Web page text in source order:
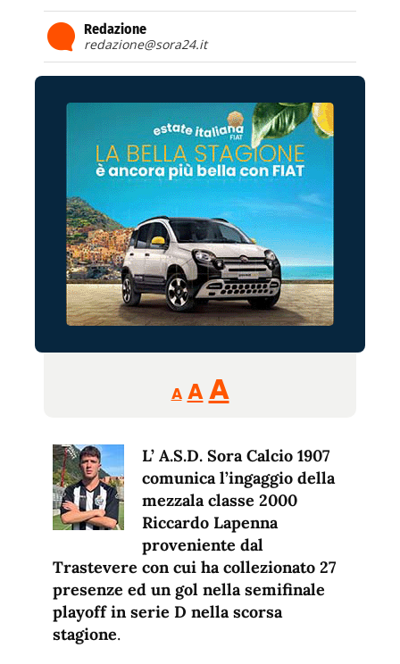
Redazione
redazione@sora24.it
A
Reducir
tamaño
A Restablecer
tamaño
de
fuente
AAumentar
de
fuente.
L’ A.S.D. Sora Calcio 1907
comunica l’ingaggio della
mezzala classe 2000
Riccardo Lapenna
proveniente dal
Trastevere con cui ha collezionato 27
presenze ed un gol nella semifinale
playoff in serie D nella scorsa
stagione.